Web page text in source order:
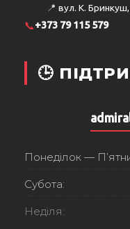
📍 вул. К.
📞+373 79 115 579
🕒
Понеділок —
Субота:
Неділя: